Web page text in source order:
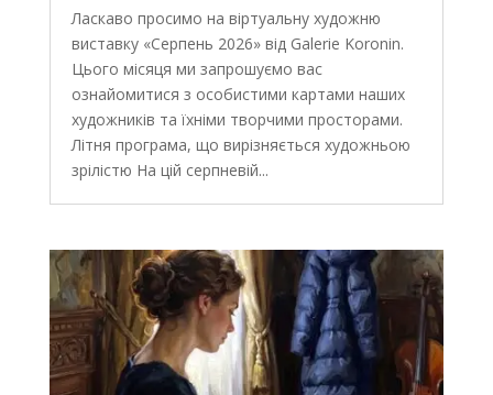
Ласкаво просимо на віртуальну художню
виставку «Серпень 2026» від Galerie Koronin.
Цього місяця ми запрошуємо вас
ознайомитися з особистими картами наших
художників та їхніми творчими просторами.
Літня програма, що вирізняється художньою
зрілістю На цій серпневій...